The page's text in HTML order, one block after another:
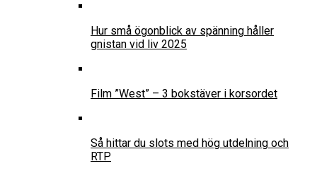
Hur små ögonblick av spänning håller
gnistan vid liv 2025
Film ”West” – 3 bokstäver i korsordet
Så hittar du slots med hög utdelning och
RTP